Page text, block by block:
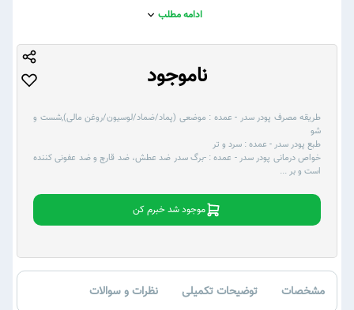
ادامه مطلب
ناموجود
طریقه مصرف پودر سدر - عمده : موضعی (پماد/ضماد/لوسیون/روغن مالی),شست و
شو
طبع پودر سدر - عمده : سرد و تر
خواص درمانی پودر سدر - عمده :-برگ سدر ضد عطش، ضد قارچ و ضد عفونی کننده
است و بر...
موجود شد خبرم کن
مشخصات توضیحات تکمیلی نظرات و سوالات